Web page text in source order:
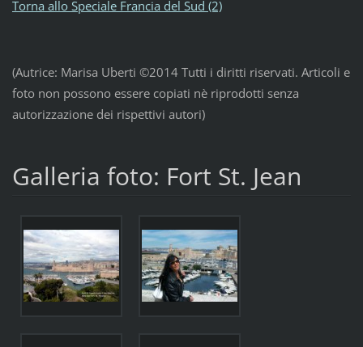
Torna allo Speciale Francia del Sud (2)
(Autrice: Marisa Uberti ©2014 Tutti i diritti riservati. Articoli e
foto non possono essere copiati nè riprodotti senza
autorizzazione dei rispettivi autori)
Galleria foto: Fort St. Jean